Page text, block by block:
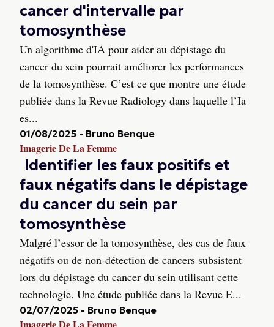
cancer d'intervalle par
tomosynthèse
Un algorithme d'IA pour aider au dépistage du
cancer du sein pourrait améliorer les performances
de la tomosynthèse. C’est ce que montre une étude
publiée dans la Revue Radiology dans laquelle l’Ia
es...
01/08/2025 - Bruno Benque
Imagerie De La Femme
Identifier les faux positifs et
faux négatifs dans le dépistage
du cancer du sein par
tomosynthèse
Malgré l’essor de la tomosynthèse, des cas de faux
négatifs ou de non-détection de cancers subsistent
lors du dépistage du cancer du sein utilisant cette
technologie. Une étude publiée dans la Revue E...
02/07/2025 - Bruno Benque